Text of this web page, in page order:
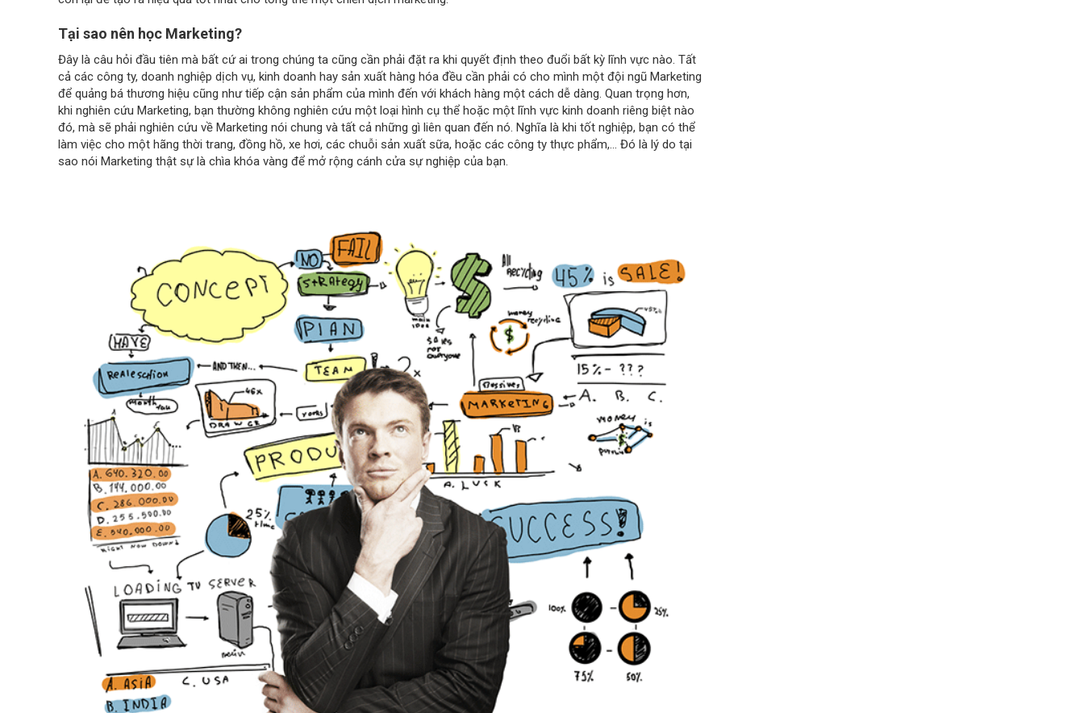
Tại sao nên học Marketing?
Đây là câu hỏi đầu tiên mà bất cứ ai trong chúng ta cũng cần phải đặt ra khi quyết định theo đuổi bất kỳ lĩnh vực nào. Tất
cả các công ty, doanh nghiệp dịch vụ, kinh doanh hay sản xuất hàng hóa đều cần phải có cho mình một đội ngũ Marketing
để quảng bá thương hiệu cũng như tiếp cận sản phẩm của mình đến với khách hàng một cách dễ dàng. Quan trọng hơn,
khi nghiên cứu Marketing, bạn thường không nghiên cứu một loại hình cụ thể hoặc một lĩnh vực kinh doanh riêng biệt nào
đó, mà sẽ phải nghiên cứu về Marketing nói chung và tất cả những gì liên quan đến nó. Nghĩa là khi tốt nghiệp, bạn có thể
làm việc cho một hãng thời trang, đồng hồ, xe hơi, các chuỗi sản xuất sữa, hoặc các công ty thực phẩm,... Đó là lý do tại
sao nói Marketing thật sự là chìa khóa vàng để mở rộng cánh cửa sự nghiệp của bạn.